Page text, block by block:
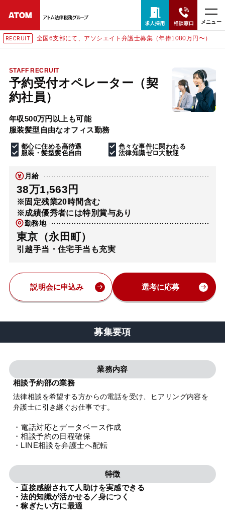
メニュー
RECRUIT 全国6支部にて、アソシエイト弁護士募集（年俸1080万円〜）
STAFF RECRUIT
予約受付オペレーター（契
約社員）
年収500万円以上も可能
服装髪型自由なオフィス勤務
都心に住める高待遇
色々な事件に関われる
服装・髪型髪色自由
法律知識ゼロ大歓迎
月給
38万1,563円
※固定残業20時間含む
※成績優秀者には特別賞与あり
勤務地
東京（永田町）
引越手当・住宅手当も充実
説明会に申込み 選考に応募
募集要項
業務内容
相談予約部の業務
法律相談を希望する方からの電話を受け、ヒアリング内容を
弁護士に引き継ぐお仕事です。
・電話対応とデータベース作成
・相談予約の日程確保
・LINE相談を弁護士へ配転
特徴
・直接感謝されて人助けを実感できる
・法的知識が活かせる／身につく
・稼ぎたい方に最適
24時間365日全国対応
無料相談窓口はこちら
電話・LINE・メールで相談予約受付中
ホーム
取扱分野
解決実績
アクセス
弁護士・税理士
費用
特設サイト
相談先情報サイト
プライバシーポリシー 利用規約 内部通報
TikTok受賞